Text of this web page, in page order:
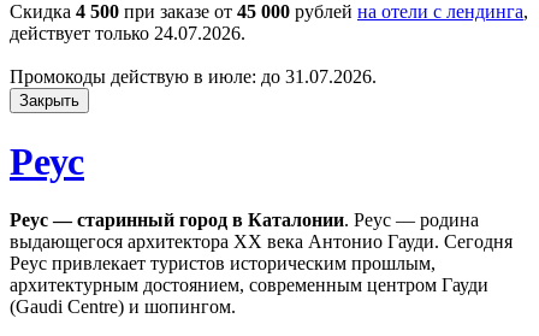
Скидка 4 500 при заказе от 45 000 рублей на отели с лендинга,
действует только 24.07.2026.
Промокоды действую в июле: до 31.07.2026.
Закрыть
Реус
Реус — старинный город в Каталонии. Реус — родина
выдающегося архитектора XX века Антонио Гауди. Сегодня
Реус привлекает туристов историческим прошлым,
архитектурным достоянием, современным центром Гауди
(Gaudi Centre) и шопингом.